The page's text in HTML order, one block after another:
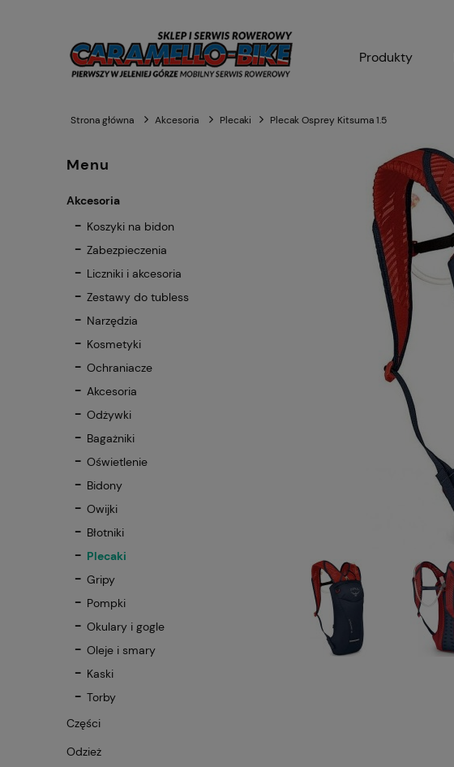
Produkty
Strona główna Akcesoria Plecaki Plecak Osprey Kitsuma 1.5
Menu
Akcesoria
Koszyki na bidon
Zabezpieczenia
Liczniki i akcesoria
Zestawy do tubless
Narzędzia
Kosmetyki
Ochraniacze
Akcesoria
Odżywki
Bagażniki
Oświetlenie
Bidony
Owijki
Błotniki
Plecaki
Gripy
Pompki
Okulary i gogle
Oleje i smary
Kaski
Torby
Części
Odzież